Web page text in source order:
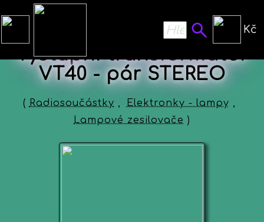
Kč
Výstupní transformátor
VT40 - pár STEREO
( Radiosoučástky , Elektronky - lampy ,
Lampové zesilovače )